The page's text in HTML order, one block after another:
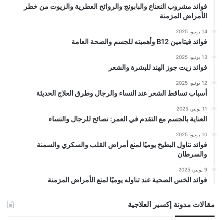
فوائد مشروب النعناع والبابونج والروائح العطرية والزيوت من خطر
الأمراض المزمنة
14 يونيو، 2025
فوائد فيتامين B12 وأهميته للجسم والصحة العامة
13 يونيو، 2025
فوائد زيت جوز الهند للبشرة والشعر
12 يونيو، 2025
أسباب تساقط الشعر عند النساء والرجال وطرق العلاج الحديثة
11 يونيو، 2025
العناية بالجسم مع التقدم في العمر: نصائح للرجال والنساء
10 يونيو، 2025
فوائد تناول البطيخ يوميًا لمنع أمراض القلب والسكري والسمنة
والسرطان
9 يونيو، 2025
فوائد الخس الصحية عند تناوله يوميًا لمنع الأمراض المزمنة
مقالات مدونة إكسير العلاجية